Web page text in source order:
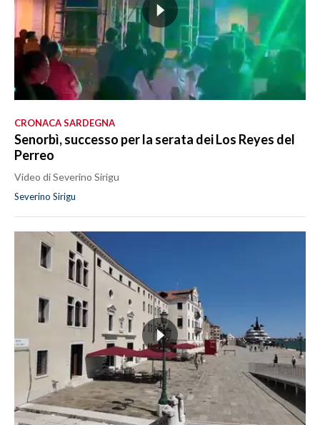
CRONACA SARDEGNA
Senorbì, successo per la serata dei Los Reyes del
Perreo
Video di Severino Sirigu
Severino Sirigu